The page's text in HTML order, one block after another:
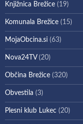
Knjižnica Brežice (19)
Komunala Brežice (15)
MojaObcina.si (63)
Nova24TV(20)
Občina Brežice (320)
Obvestila (3)
Plesni klub Lukec (20)